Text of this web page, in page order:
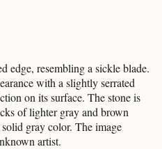
edge, resembling a sickle blade.
with a slightly serrated
on its surface. The stone is
of lighter gray and brown
gray color. The image
artist.